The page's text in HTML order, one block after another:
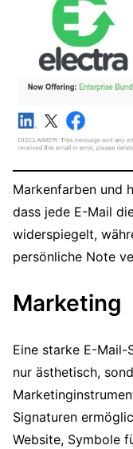
Markenfarben und
dass jede E-Mail
widerspiegelt,
persönliche Note
Marketing
Eine starke E-
nur ästhetisch,
Signaturen
Website, Symbole